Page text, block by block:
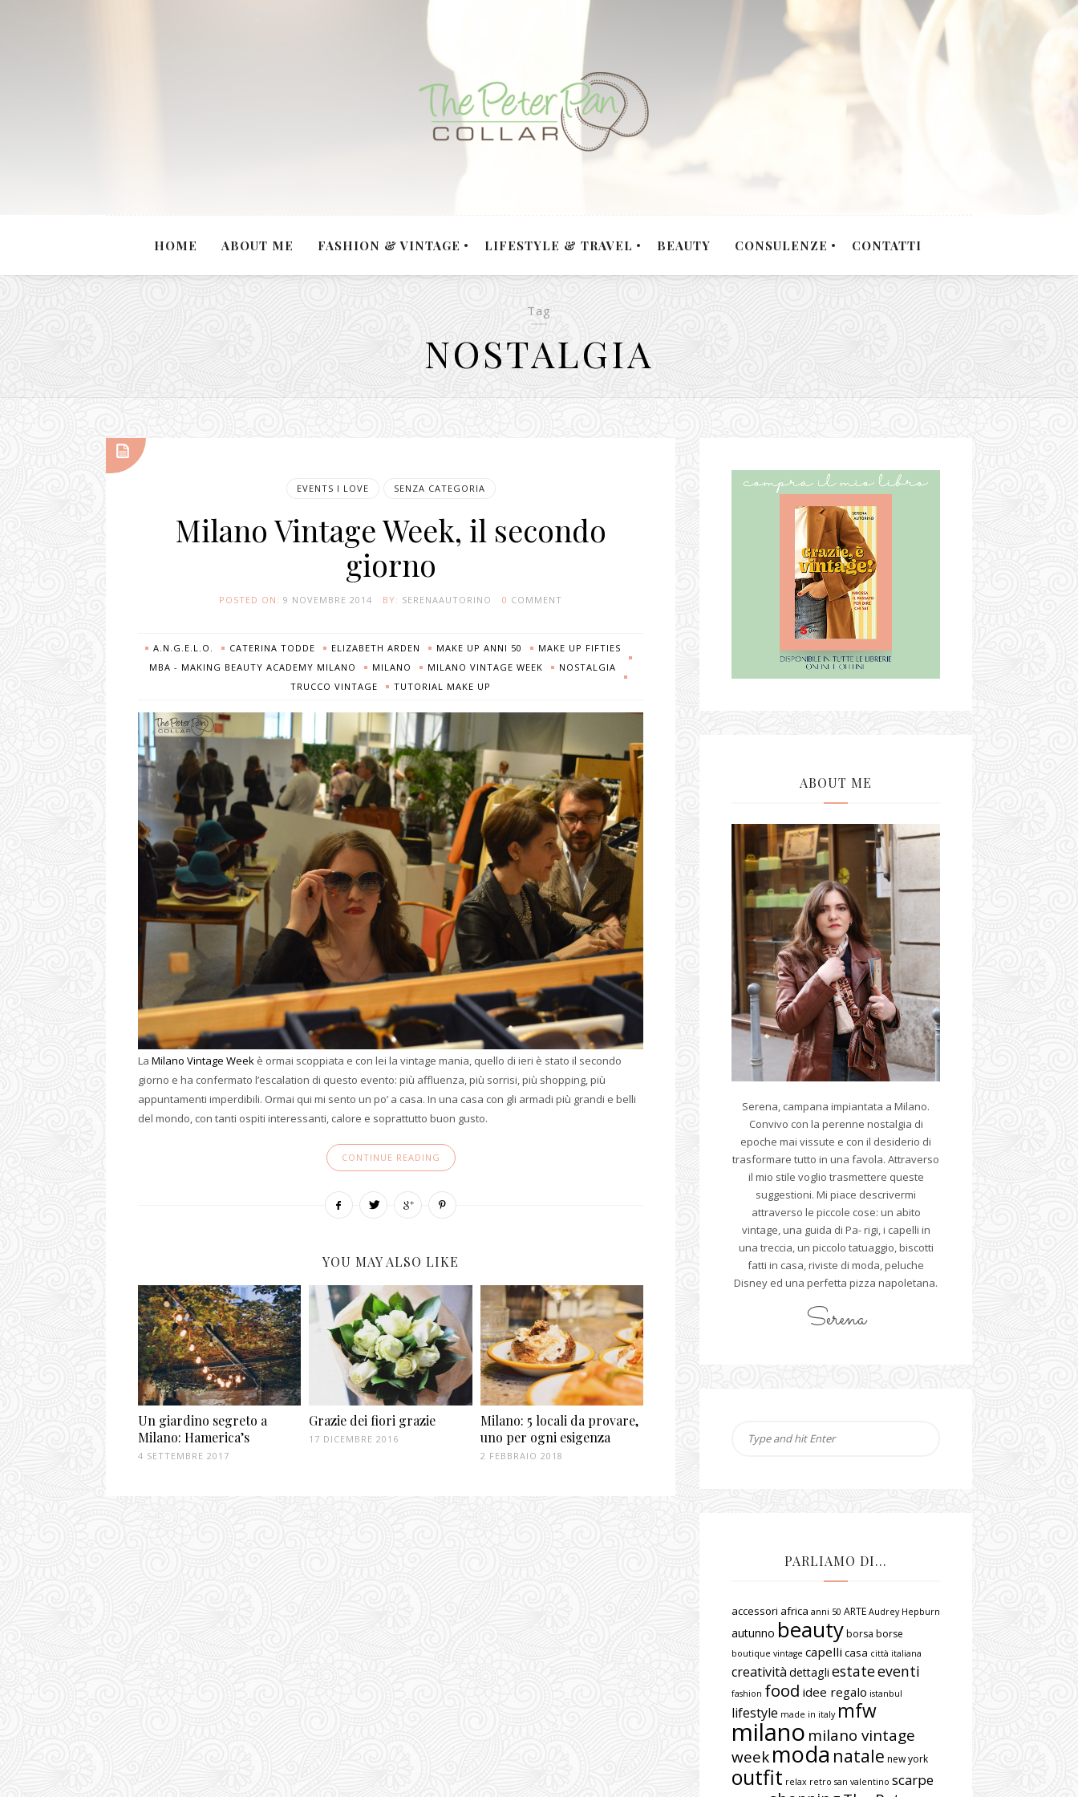
HOME ABOUT ME FASHION & VINTAGE LIFESTYLE & TRAVEL BEAUTY CONSULENZE CONTATTI
Tag
NOSTALGIA
EVENTS I LOVE SENZA CATEGORIA
Milano Vintage Week, il secondo
giorno
POSTED ON: 9 NOVEMBRE 2014 BY: SERENAAUTORINO 0 COMMENT
A.N.G.E.L.O. CATERINA TODDE ELIZABETH ARDEN MAKE UP ANNI 50
MAKE UP FIFTIES
MBA - MAKING BEAUTY ACADEMY MILANO
MILANO MILANO VINTAGE WEEK
NOSTALGIA
TRUCCO VINTAGE
TUTORIAL MAKE UP
La Milano Vintage Week è ormai scoppiata e con lei la vintage mania, quello di ieri è stato il secondo
giorno e ha confermato l’escalation di questo evento: più affluenza, più sorrisi, più shopping, più
appuntamenti imperdibili. Ormai qui mi sento un po’ a casa. In una casa con gli armadi più grandi e belli
del mondo, con tanti ospiti interessanti, calore e soprattutto buon gusto.
CONTINUE READING
YOU MAY ALSO LIKE
Un giardino segreto a
Milano: Hamerica’s
4 SETTEMBRE 2017
Grazie dei fiori grazie
17 DICEMBRE 2016
Milano: 5 locali da provare,
uno per ogni esigenza
2 FEBBRAIO 2018
ABOUT ME
Serena, campana impiantata a Milano.
Convivo con la perenne nostalgia di
epoche mai vissute e con il desiderio di
trasformare tutto in una favola. Attraverso
il mio stile voglio trasmettere queste
suggestioni. Mi piace descrivermi
attraverso le piccole cose: un abito
vintage, una guida di Pa- rigi, i capelli in
una treccia, un piccolo tatuaggio, biscotti
fatti in casa, riviste di moda, peluche
Disney ed una perfetta pizza napoletana.
Serena
PARLIAMO DI…
accessori africa anni 50 ARTE Audrey Hepburn
autunno beautyborsa borse
boutique vintage capelli casa città italiana
creatività dettagli estateeventi
fashion food idee regalo istanbul
lifestyle made in italy mfw
milano milano vintage
weekmoda natale new york
outfit relax retro san valentino scarpe